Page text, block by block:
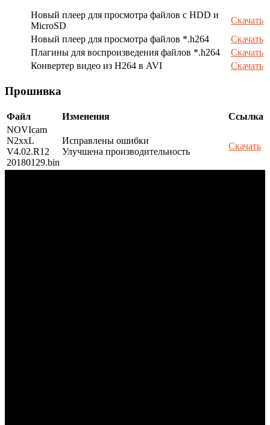
Новый плеер для просмотра файлов с HDD и
MicroSD
Скачать
Новый плеер для просмотра файлов *.h264
Скачать
Плагины для воспроизведения файлов *.h264
Скачать
Конвертер видео из H264 в AVI
Скачать
Прошивка
Файл Изменения
Ссылка
NOVIcam
N2xxL
V4.02.R12
20180129.bin
Исправлены ошибки
Улучшена производительность
Скачать